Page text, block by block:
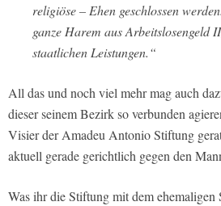
religiöse – Ehen geschlossen
ganze Harem aus Arbeitslosengeld
staatlichen Leistungen.“
All das und noch viel mehr mag auch
dieser seinem Bezirk so verbunden
Visier der Amadeu Antonio Stiftung
aktuell gerade gerichtlich gegen den
Was ihr die Stiftung mit dem ehemaligen